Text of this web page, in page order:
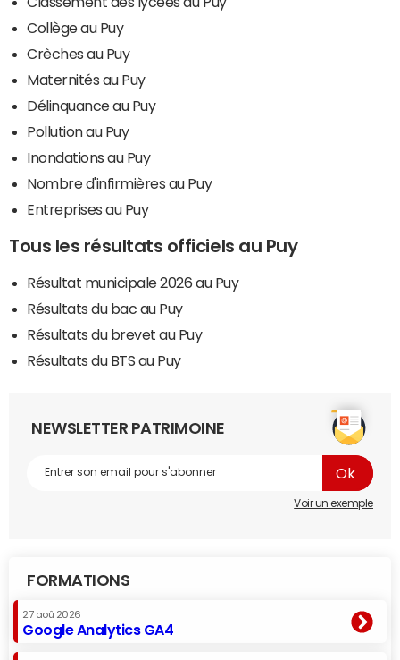
Collège au Puy
Crèches au Puy
Maternités au Puy
Délinquance au Puy
Pollution au Puy
Inondations au Puy
Nombre d'infirmières au Puy
Entreprises au Puy
Tous les résultats officiels au Puy
Résultat municipale 2026 au Puy
Résultats du bac au Puy
Résultats du brevet au Puy
Résultats du BTS au Puy
NEWSLETTER PATRIMOINE
Voir un exemple
FORMATIONS
27 aoû 2026
Google Analytics GA4